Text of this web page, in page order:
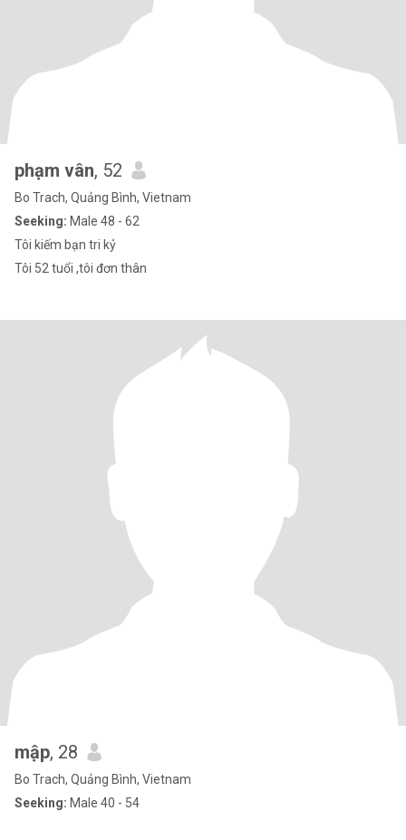
phạm vân, 52
Bo Trach, Quảng Bình, Vietnam
Seeking: Male 48 - 62
Tôi kiếm bạn tri kỷ
Tôi 52 tuổi ,tôi đơn thân
mập, 28
Bo Trach, Quảng Bình, Vietnam
Seeking: Male 40 - 54